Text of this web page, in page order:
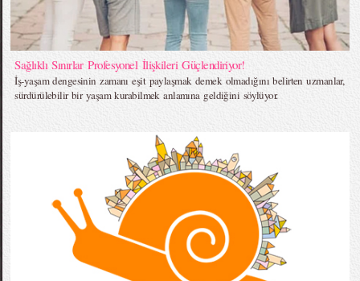
Sağlıklı Sınırlar Profesyonel İlişkileri Güçlendiriyor!
İş-yaşam dengesinin zamanı eşit paylaşmak demek olmadığını belirten uzmanlar,
sürdürülebilir bir yaşam kurabilmek anlamına geldiğini söylüyor.